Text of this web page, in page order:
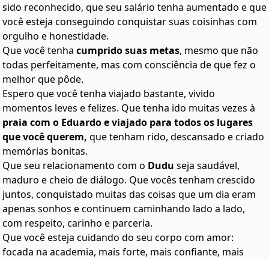
sido reconhecido, que seu salário tenha aumentado e que
você esteja conseguindo conquistar suas coisinhas com
orgulho e honestidade.
Que você tenha cumprido suas metas, mesmo que não
todas perfeitamente, mas com consciência de que fez o
melhor que pôde.
Espero que você tenha viajado bastante, vivido
momentos leves e felizes. Que tenha ido muitas vezes à
praia com o Eduardo e viajado para todos os lugares
que você querem, que tenham rido, descansado e criado
memórias bonitas.
Que seu relacionamento com o Dudu seja saudável,
maduro e cheio de diálogo. Que vocês tenham crescido
juntos, conquistado muitas das coisas que um dia eram
apenas sonhos e continuem caminhando lado a lado,
com respeito, carinho e parceria.
Que você esteja cuidando do seu corpo com amor:
focada na academia, mais forte, mais confiante, mais